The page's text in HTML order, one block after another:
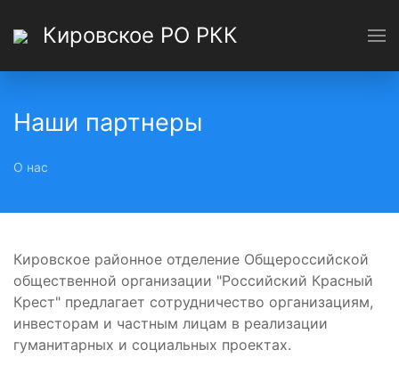
Кировское РО РКК
Наши партнеры
О нас
Кировское районное отделение Общероссийской
общественной организации "Российский Красный
Крест" предлагает сотрудничество организациям,
инвесторам и частным лицам в реализации
гуманитарных и социальных проектах.